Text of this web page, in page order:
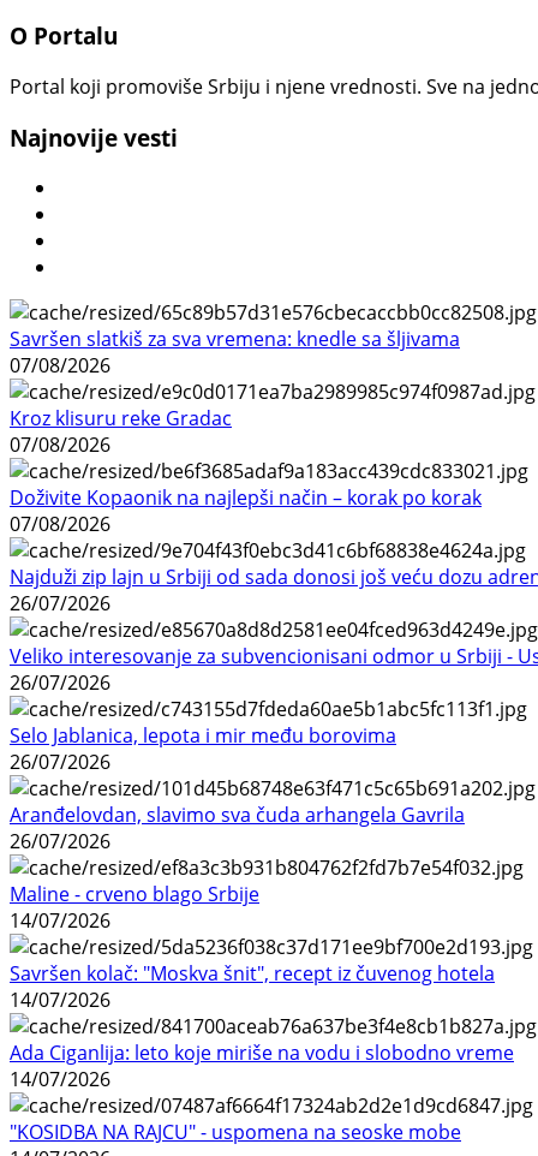
O Portalu
Portal koji promoviše Srbiju i njene vrednosti. Sve na
Najnovije vesti
Savršen slatkiš za sva vremena: knedle sa šljivama
07/08/2026
Kroz klisuru reke Gradac
07/08/2026
Doživite Kopaonik na najlepši način – korak po korak
07/08/2026
Najduži zip lajn u Srbiji od sada donosi još veću dozu
26/07/2026
Veliko interesovanje za subvencionisani odmor u Srbiji -
26/07/2026
Selo Jablanica, lepota i mir među borovima
26/07/2026
Aranđelovdan, slavimo sva čuda arhangela Gavrila
26/07/2026
Maline - crveno blago Srbije
14/07/2026
Savršen kolač: "Moskva šnit", recept iz čuvenog hotela
14/07/2026
Ada Ciganlija: leto koje miriše na vodu i slobodno vreme
14/07/2026
"KOSIDBA NA RAJCU" - uspomena na seoske mobe